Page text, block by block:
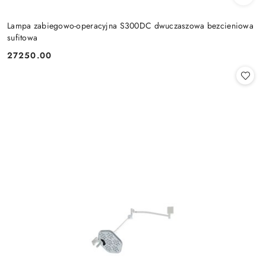
Lampa zabiegowo-operacyjna S300DC dwuczaszowa bezcieniowa
sufitowa
Cena:
27250.00